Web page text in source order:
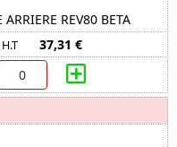
REV80 BETA
37,31 €